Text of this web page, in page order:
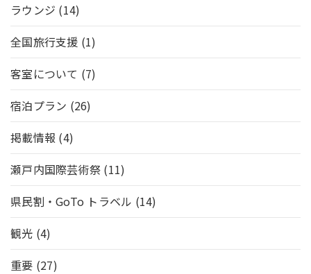
ラウンジ (14)
全国旅行支援 (1)
客室について (7)
宿泊プラン (26)
掲載情報 (4)
瀬戸内国際芸術祭 (11)
県民割・GoTo トラベル (14)
観光 (4)
重要 (27)